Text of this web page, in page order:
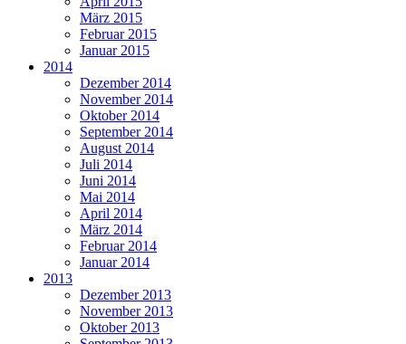
März 2015
Februar 2015
Januar 2015
2014
Dezember 2014
November 2014
Oktober 2014
September 2014
August 2014
Juli 2014
Juni 2014
Mai 2014
April 2014
März 2014
Februar 2014
Januar 2014
2013
Dezember 2013
November 2013
Oktober 2013